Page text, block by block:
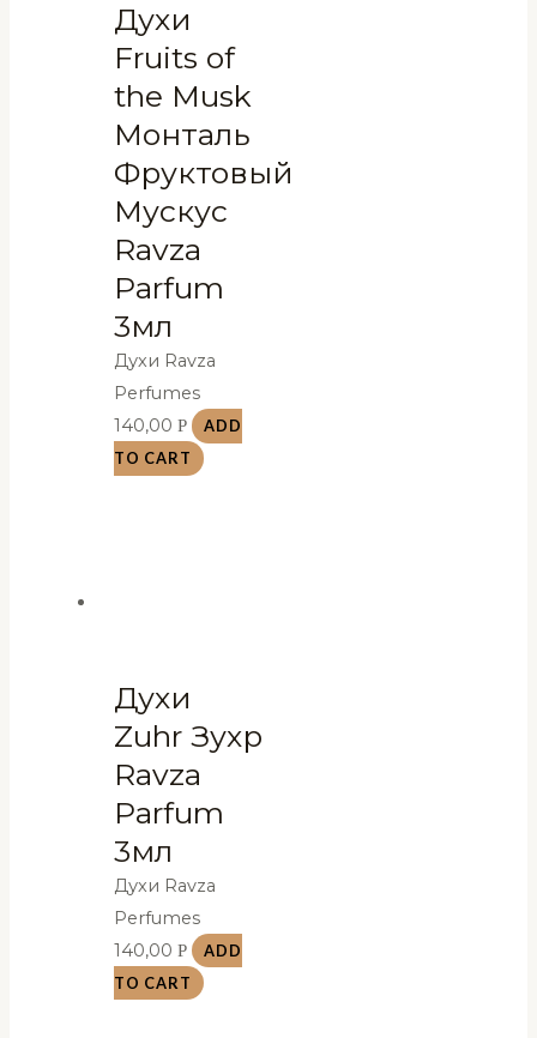
Духи
Fruits of
the Musk
Монталь
Фруктовый
Мускус
Ravza
Parfum
3мл
Духи Ravza
Perfumes
140,00Р
ADD
TO CART
Духи
Zuhr Зухр
Ravza
Parfum
3мл
Духи Ravza
Perfumes
140,00Р
ADD
TO CART